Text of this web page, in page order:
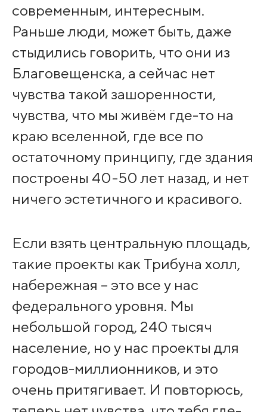
современным, интересным.
Раньше люди, может быть, даже
стыдились говорить, что они из
Благовещенска, а сейчас нет
чувства такой зашоренности,
чувства, что мы живём где-то на
краю вселенной, где все по
остаточному принципу, где здания
построены 40-50 лет назад, и нет
ничего эстетичного и красивого.
Если взять центральную площадь,
такие проекты как Трибуна холл,
набережная – это все у нас
федерального уровня. Мы
небольшой город, 240 тысяч
население, но у нас проекты для
городов-миллионников, и это
очень притягивает. И повторюсь,